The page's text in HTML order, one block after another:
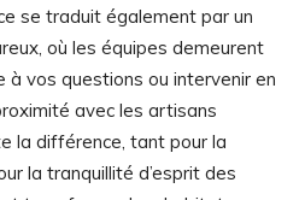
se traduit également par un
où les équipes demeurent
à vos questions ou intervenir en
avec les artisans
la différence, tant pour la
la tranquillité d’esprit des